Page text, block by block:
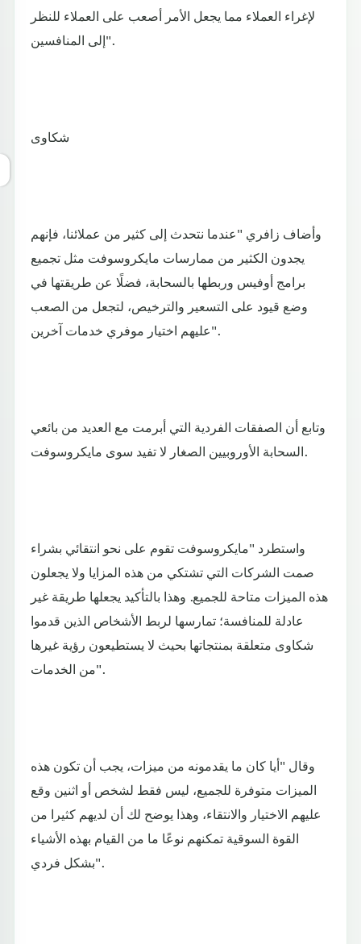
لإغراء العملاء مما يجعل الأمر أصعب على العملاء للنظر
إلى المنافسين".
شكاوى
وأضاف زافري "عندما نتحدث إلى كثير من عملائنا، فإنهم
يجدون الكثير من ممارسات مايكروسوفت مثل تجميع
برامج أوفيس وربطها بالسحابة، فضلًا عن طريقتها في
وضع قيود على التسعير والترخيص، لتجعل من الصعب
عليهم اختيار موفري خدمات آخرين".
وتابع أن الصفقات الفردية التي أبرمت مع العديد من بائعي
السحابة الأوروبيين الصغار لا تفيد سوى مايكروسوفت.
واستطرد "مايكروسوفت تقوم على نحو انتقائي بشراء
صمت الشركات التي تشتكي من هذه المزايا ولا يجعلون
هذه الميزات متاحة للجميع. وهذا بالتأكيد يجعلها طريقة غير
عادلة للمنافسة؛ تمارسها لربط الأشخاص الذين قدموا
شكاوى متعلقة بمنتجاتها بحيث لا يستطيعون رؤية غيرها
من الخدمات".
وقال "أيا كان ما يقدمونه من ميزات، يجب أن تكون هذه
الميزات متوفرة للجميع، ليس فقط لشخص أو اثنين وقع
عليهم الاختيار والانتقاء، وهذا يوضح لك أن لديهم كثيرا من
القوة السوقية تمكنهم نوعًا ما من القيام بهذه الأشياء
بشكل فردي".